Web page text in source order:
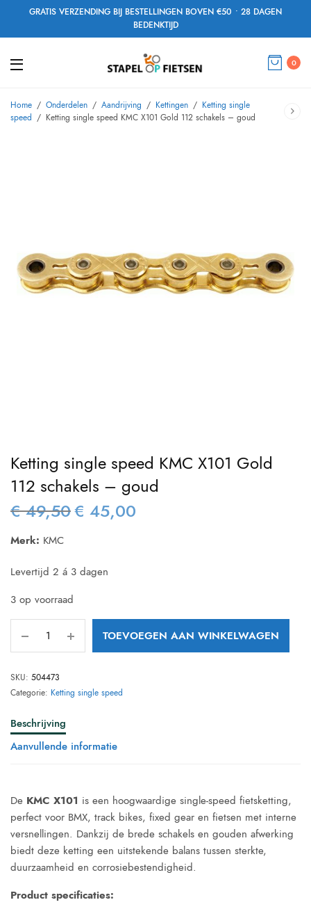
GRATIS VERZENDING BIJ BESTELLINGEN BOVEN €50 • 28 DAGEN
BEDENKTIJD
0
Home / Onderdelen / Aandrijving / Kettingen / Ketting single
speed / Ketting single speed KMC X101 Gold 112 schakels – goud
Ketting single speed KMC X101 Gold
112 schakels – goud
€49,50 Oorspronkelijke
€ 45,00
Merk: KMC
Levertijd 2 á 3 dagen
3 op voorraad
TOEVOEGEN AAN WINKELWAGEN
SKU: 504473
Categorie: Ketting single speed
Beschrijving
Aanvullende informatie
De KMC X101 is een hoogwaardige single-speed fietsketting,
perfect voor BMX, track bikes, fixed gear en fietsen met interne
versnellingen. Dankzij de brede schakels en gouden afwerking
biedt deze ketting een uitstekende balans tussen sterkte,
duurzaamheid en corrosiebestendigheid.
Product specificaties: